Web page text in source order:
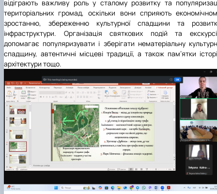
відіграють важливу роль у сталому розвитку та
територіальних громад, оскільки вони сприяють
зростанню, збереженню культурної спадщини та
інфраструктури. Організація святкових подій та
допомагає популяризувати і зберігати нематеріальну
спадщину, автентичні місцеві традиції, а також пам’ятки
архітектури тощо.